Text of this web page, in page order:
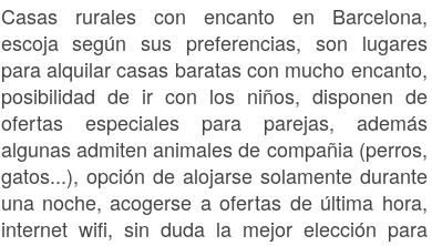
Casas rurales con encanto en Barcelona,
escoja según sus preferencias, son lugares
para alquilar casas baratas con mucho encanto,
posibilidad de ir con los niños, disponen de
ofertas especiales para parejas, además
algunas admiten animales de compañia (perros,
gatos...), opción de alojarse solamente durante
una noche, acogerse a ofertas de última hora,
internet wifi, sin duda la mejor elección para